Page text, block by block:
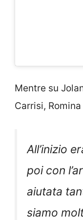
Mentre su
Carrisi,
All’inizio
poi con
aiutata
siamo